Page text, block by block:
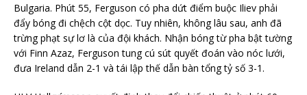
Bulgaria. Phút 55, Ferguson có pha dứt điểm buộc Iliev phải
đẩy bóng đi chệch cột dọc. Tuy nhiên, không lâu sau, anh đã
trừng phạt sự lơ là của đội khách. Nhận bóng từ pha bật tường
với Finn Azaz, Ferguson tung cú sút quyết đoán vào nóc lưới,
đưa Ireland dẫn 2-1 và tái lập thế dẫn bàn tổng tỷ số 3-1.